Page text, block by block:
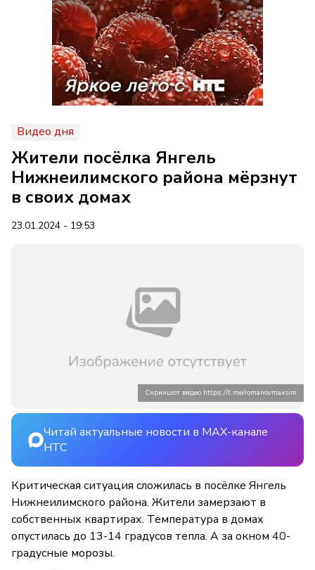
Видео дня
Жители посёлка Янгель
Нижнеилимского района мёрзнут
в своих домах
23.01.2024 - 19:53
Скриншот видео https://t.me/romanovmaxsim
Читай актуальные новости в MAX-канале
НТС
Критическая ситуация сложилась в посёлке Янгель
Нижнеилимского района. Жители замерзают в
собственных квартирах. Температура в домах
опустилась до 13-14 градусов тепла. А за окном 40-
градусные морозы.